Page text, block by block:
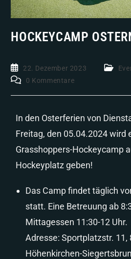
HOCKEYCAMP
22. Dezember 2023
0 Kommentare
In den Osterferien von
Freitag, den 05.04.2024 wird
Grasshoppers-Hockeycamp
Hockeyplatz geben!
Das Camp findet täglich
statt. Eine Betreuung ab
Mittagessen 11:30-12 Uhr.
Adresse: Sportplatzstr. 11,
Höhenkirchen-